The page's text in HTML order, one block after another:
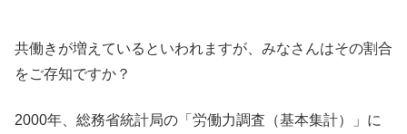
共働きが増えているといわれますが、みなさんはその割合
をご存知ですか？
2000年、総務省統計局の「労働力調査（基本集計）」に